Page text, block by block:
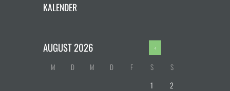
KALENDER
AUGUST2026
M D M D F S S
1
2